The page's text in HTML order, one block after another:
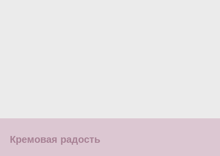
Кремовая радость